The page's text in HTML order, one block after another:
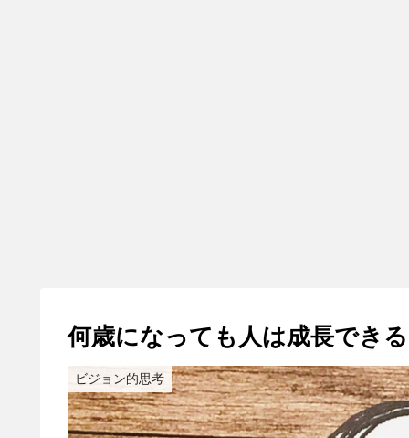
何歳になっても人は成長でき
ビジョン的思考